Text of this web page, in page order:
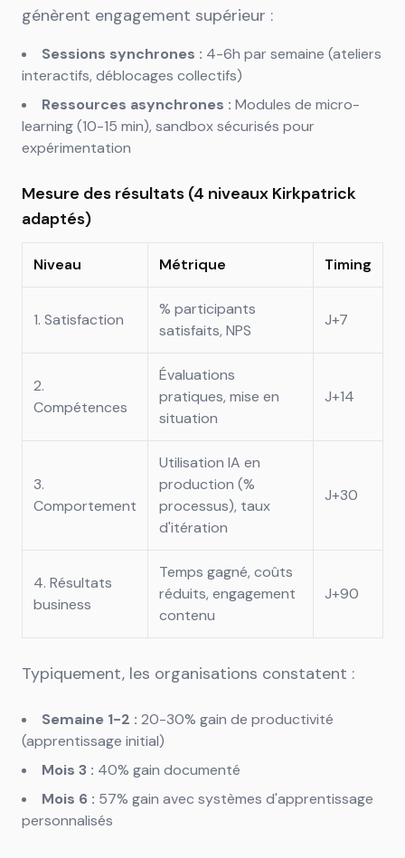
génèrent engagement supérieur :
Sessions synchrones : 4-6h par semaine (ateliers
interactifs, déblocages collectifs)
Ressources asynchrones : Modules de micro-
learning (10-15 min), sandbox sécurisés pour
expérimentation
Mesure des résultats (4 niveaux Kirkpatrick
adaptés)
Niveau Métrique Timing
1. Satisfaction
% participants
satisfaits, NPS
J+7
2.
Compétences
Évaluations
pratiques, mise en
situation
J+14
3.
Comportement
Utilisation IA en
production (%
processus), taux
d'itération
J+30
4. Résultats
business
Temps gagné, coûts
réduits, engagement
contenu
J+90
Typiquement, les organisations constatent :
Semaine 1-2 : 20-30% gain de productivité
(apprentissage initial)
Mois 3 : 40% gain documenté
Mois 6 : 57% gain avec systèmes d'apprentissage
personnalisés